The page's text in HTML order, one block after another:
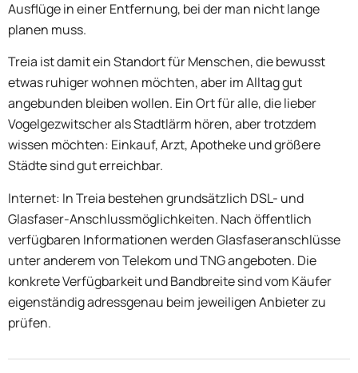
Ausflüge in einer Entfernung, bei der man nicht lange
planen muss.
Treia ist damit ein Standort für Menschen, die bewusst
etwas ruhiger wohnen möchten, aber im Alltag gut
angebunden bleiben wollen. Ein Ort für alle, die lieber
Vogelgezwitscher als Stadtlärm hören, aber trotzdem
wissen möchten: Einkauf, Arzt, Apotheke und größere
Städte sind gut erreichbar.
Internet: In Treia bestehen grundsätzlich DSL- und
Glasfaser-Anschlussmöglichkeiten. Nach öffentlich
verfügbaren Informationen werden Glasfaseranschlüsse
unter anderem von Telekom und TNG angeboten. Die
konkrete Verfügbarkeit und Bandbreite sind vom Käufer
eigenständig adressgenau beim jeweiligen Anbieter zu
prüfen.